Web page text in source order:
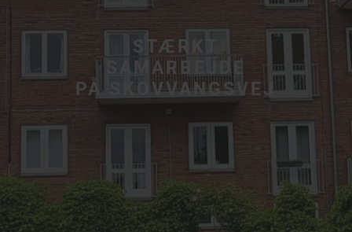
STÆRKT
SAMARBEJDE
PÅ SKOVVANGSVEJ